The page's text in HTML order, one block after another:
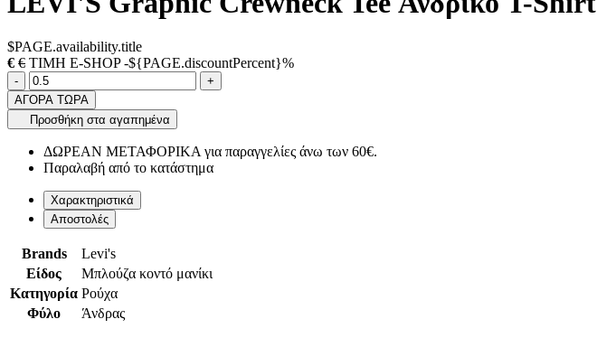
$PAGE.availability.title
€ € ΤΙΜΗ E-SHOP -${PAGE.discountPercent}%
Ποσότητα
-product.increase.quantity +
ΑΓΟΡΑ ΤΩΡΑ
Προσθήκη στα αγαπημένα
ΔΩΡΕΑΝ ΜΕΤΑΦΟΡΙΚΑ για παραγγελίες άνω των 60€.
Παραλαβή από το κατάστημα
Χαρακτηριστικά
Αποστολές
Brands
Levi's
Είδος
Μπλούζα κοντό μανίκι
Κατηγορία Ρούχα
Φύλο
Άνδρας